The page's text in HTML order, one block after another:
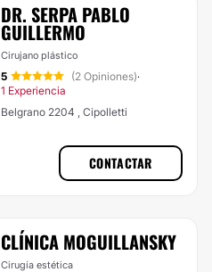
DR. SERPA PABLO
GUILLERMO
Cirujano plástico
5 (2 Opiniones)·
1 Experiencia
Belgrano 2204 , Cipolletti
CONTACTAR
CLÍNICA MOGUILLANSKY
Cirugía estética